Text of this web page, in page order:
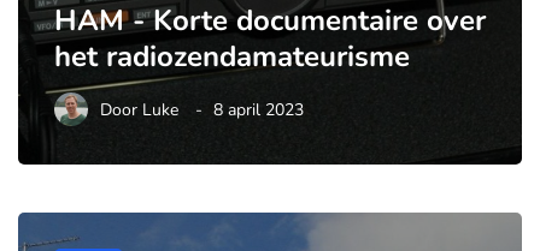
HAM - Korte documentaire over
het radiozendamateurisme
Door Luke 8 april 2023